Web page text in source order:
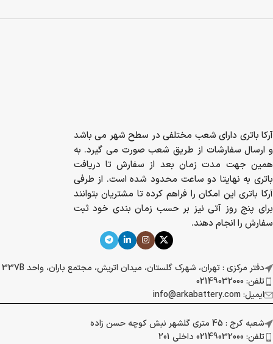
آرکا باتری دارای شعب مختلفی در سطح شهر می باشد
و ارسال سفارشات از طریق شعب صورت می گیرد. به
همین جهت مدت زمان بعد از سفارش تا دریافت
باتری به نهایتا دو ساعت محدود شده است. از طرفی
آرکا باتری این امکان را فراهم کرده تا مشتریان بتوانند
برای پنج روز آتی نیز بر حسب زمان بندی خود ثبت
سفارش را انجام دهند.
دفتر مرکزی : تهران، شهرک گلستان، میدان اتریش، مجتمع باران، واحد 337B
تلفن: 02149032000
ایمیل: info@arkabattery.com
شعبه کرج : 45 متری گلشهر نبش کوچه حسن زاده
تلفن: 02149032000 داخلی 201